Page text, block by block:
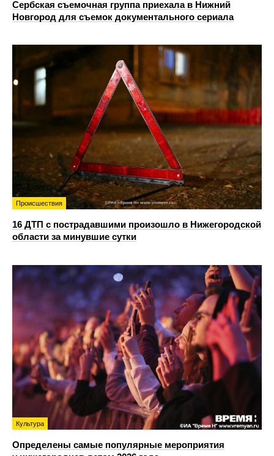
Сербская съемочная группа приехала в Нижний
Новгород для съемок документального сериала
Происшествия
16 ДТП с пострадавшими произошло в Нижегородской
области за минувшие сутки
Культура
Определены самые популярные мероприятия